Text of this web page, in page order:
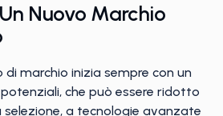
Nuovo Marchio
marchio inizia sempre con un
che può essere ridotto
selezione, a tecnologie avanzate